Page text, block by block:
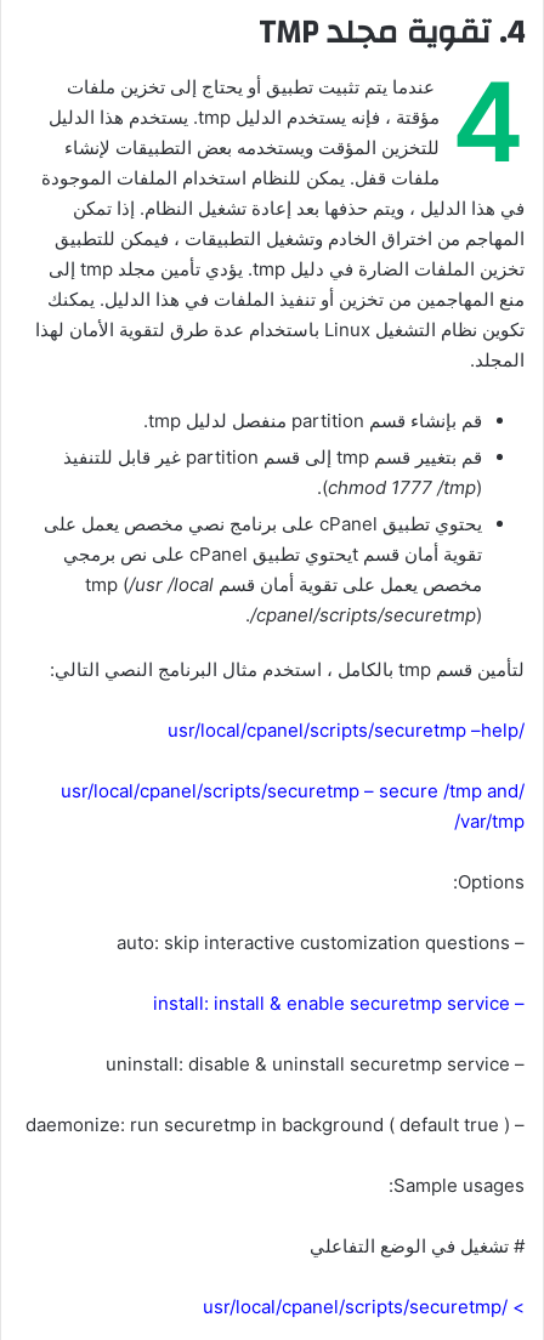
4. تقوية مجلد TMP
4
عندما يتم تثبيت تطبيق أو يحتاج إلى تخزين ملفات
مؤقتة ، فإنه يستخدم الدليل tmp. يستخدم هذا الدليل
للتخزين المؤقت ويستخدمه بعض التطبيقات لإنشاء
ملفات قفل. يمكن للنظام استخدام الملفات الموجودة
في هذا الدليل ، ويتم حذفها بعد إعادة تشغيل النظام. إذا تمكن
المهاجم من اختراق الخادم وتشغيل التطبيقات ، فيمكن للتطبيق
تخزين الملفات الضارة في دليل tmp. يؤدي تأمين مجلد tmp إلى
منع المهاجمين من تخزين أو تنفيذ الملفات في هذا الدليل. يمكنك
تكوين نظام التشغيل Linux باستخدام عدة طرق لتقوية الأمان لهذا
المجلد.
قم بإنشاء قسم partition منفصل لدليل tmp.
قم بتغيير قسم tmp إلى قسم
partition غير قابل للتنفيذ
(
chmod 1777 /tmp
).
يحتوي تطبيق cPanel على برنامج نصي مخصص يعمل على
تقوية أمان قسم tيحتوي تطبيق cPanel على نص برمجي
مخصص يعمل على تقوية أمان قسم tmp ( /usr /local
/cpanel/scripts/securetmp).
لتأمين قسم tmp بالكامل ، استخدم مثال البرنامج النصي التالي:
/usr/local/cpanel/scripts/securetmp –help
/usr/local/cpanel/scripts/securetmp – secure /tmp and
/var/tmp
Options:
– auto: skip interactive customization questions
– install: install & enable securetmp service
– uninstall: disable & uninstall securetmp service
– daemonize: run securetmp in background ( default true )
Sample usages:
# تشغيل في الوضع التفاعلي
> /usr/local/cpanel/scripts/securetmp